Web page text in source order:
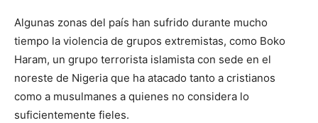
Algunas zonas del país han sufrido durante mucho
tiempo la violencia de grupos extremistas, como Boko
Haram, un grupo terrorista islamista con sede en el
noreste de Nigeria que ha atacado tanto a cristianos
como a musulmanes a quienes no considera lo
suficientemente fieles.